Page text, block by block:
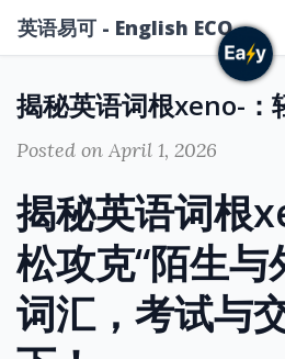
英语易可 - English ECO
Posted on April 1, 2026
揭秘英语词根
松攻克“陌生与
词汇，考试与